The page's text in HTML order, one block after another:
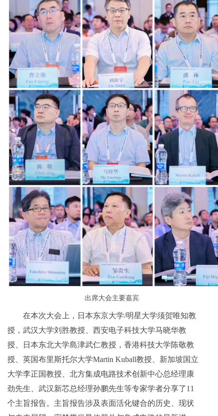
出席大会主要嘉宾
在本次大会上，日本东京大学/明星大学须贺唯知教
授，武汉大学刘胜教授、西安电子科技大学马晓华教
授、日本东北大学島津武仁教授，香港科技大学陈敬教
授、英国布里斯托尔大学Martin Kuball教授、新加坡国立
大学李正国教授、北方集成电路技术创新中心总经理康
劲先生、武汉新芯总经理孙鹏先生等专家学者分享了11
个主旨报告。主旨报告涉及表面活化键合的历史、现状